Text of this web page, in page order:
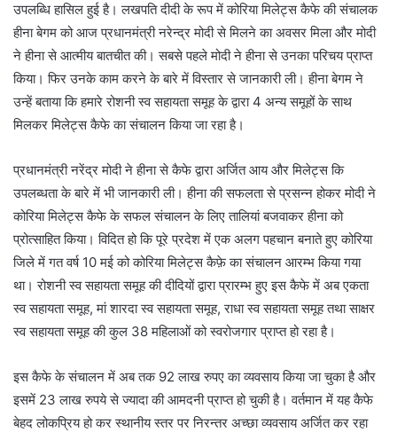
उपलब्धि हासिल हुई है। लखपति दीदी के रूप में कोरिया मिलेट्स कैफे की संचालक
हीना बेगम को आज प्रधानमंत्री नरेन्द्र मोदी से मिलने का अवसर मिला और मोदी
ने हीना से आत्मीय बातचीत की। सबसे पहले मोदी ने हीना से उनका परिचय प्राप्त
किया। फिर उनके काम करने के बारे में विस्तार से जानकारी ली। हीना बेगम ने
उन्हें बताया कि हमारे रोशनी स्व सहायता समूह के द्वारा 4 अन्य समूहों के साथ
मिलकर मिलेट्स कैफे का संचालन किया जा रहा है।
प्रधानमंत्री नरेंद्र मोदी ने हीना से कैफे द्वारा अर्जित आय और मिलेट्स कि
उपलब्धता के बारे में भी जानकारी ली। हीना की सफलता से प्रसन्न होकर मोदी ने
कोरिया मिलेट्स कैफे के सफल संचालन के लिए तालियां बजवाकर हीना को
प्रोत्साहित किया। विदित हो कि पूरे प्रदेश में एक अलग पहचान बनाते हुए कोरिया
जिले में गत वर्ष 10 मई को कोरिया मिलेट्स कैफ़े का संचालन आरम्भ किया गया
था। रोशनी स्व सहायता समूह की दीदियों द्वारा प्रारम्भ हुए इस कैफे में अब एकता
स्व सहायता समूह, मां शारदा स्व सहायता समूह, राधा स्व सहायता समूह तथा साक्षर
स्व सहायता समूह की कुल 38 महिलाओं को स्वरोजगार प्राप्त हो रहा है।
इस कैफे के संचालन में अब तक 92 लाख रुपए का व्यवसाय किया जा चुका है और
इसमें 23 लाख रुपये से ज्यादा की आमदनी प्राप्त हो चुकी है। वर्तमान में यह कैफे
बेहद लोकप्रिय हो कर स्थानीय स्तर पर निरन्तर अच्छा व्यवसाय अर्जित कर रहा